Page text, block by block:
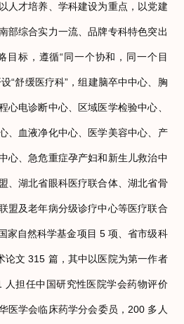
人才培养、学科建设为重点，以党建
部综合实力一流、品牌专科特色突出
目标，遵循“同一个协和，同一个目
“舒缓医疗科”，组建脑卒中中心、胸
心电诊断中心、区域医学检验中心、
、血液净化中心、医学美容中心、产
心、急危重症孕产妇和新生儿救治中
、湖北省眼科医疗联合体、湖北省骨
盟及老年病分级诊疗中心等医疗联合
家自然科学基金项目 5 项、省市级科
论文 315 篇，其中以医院为第一作者
人担任中国研究性医院学会药物评价
医学会临床药学分会委员，200 多人